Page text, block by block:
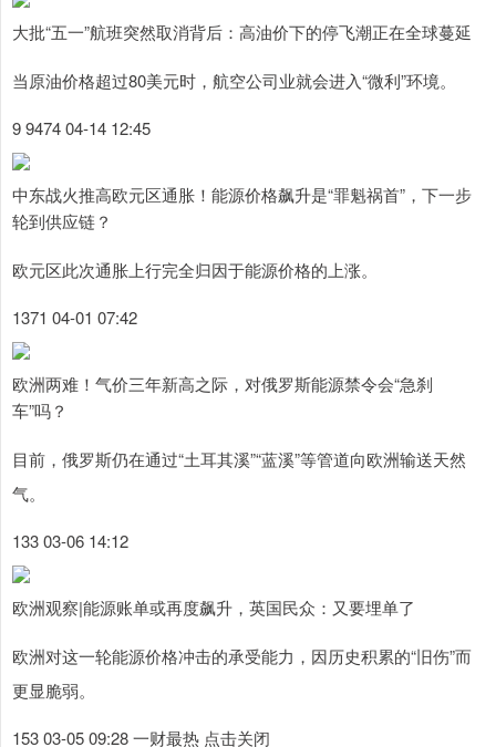
大批“五一”航班突然取消背后：高油价下的停飞潮正在全球蔓延
当原油价格超过80美元时，航空公司业就会进入“微利”环境。
9 9474 04-14 12:45
中东战火推高欧元区通胀！能源价格飙升是“罪魁祸首”，下一步
轮到供应链？
欧元区此次通胀上行完全归因于能源价格的上涨。
1371 04-01 07:42
欧洲两难！气价三年新高之际，对俄罗斯能源禁令会“急刹
车”吗？
目前，俄罗斯仍在通过“土耳其溪”“蓝溪”等管道向欧洲输送天然
气。
133 03-06 14:12
欧洲观察|能源账单或再度飙升，英国民众：又要埋单了
欧洲对这一轮能源价格冲击的承受能力，因历史积累的“旧伤”而
更显脆弱。
153 03-05 09:28 一财最热 点击关闭